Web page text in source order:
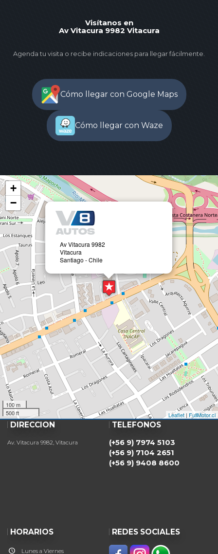
Visítanos en
Av Vitacura 9982 Vitacura
Agenda tu visita o recibe indicaciones para llegar fácilmente.
Cómo llegar con Google Maps
Cómo llegar con Waze
Av Vitacura 9982
Vitacura
Santiago - Chile
+
−
100 m
500 ft
Leaflet | FullMotor.cl
DIRECCIÓN
Av. Vitacura 9982, Vitacura
TELÉFONOS
(+56 9) 7974 5103
(+56 9) 7104 2651
(+56 9) 9408 8600
HORARIOS
Lunes a Viernes
REDES SOCIALES